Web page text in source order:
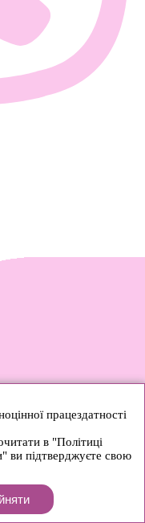
працездатності
в "Політиці
ви підтверджуєте свою